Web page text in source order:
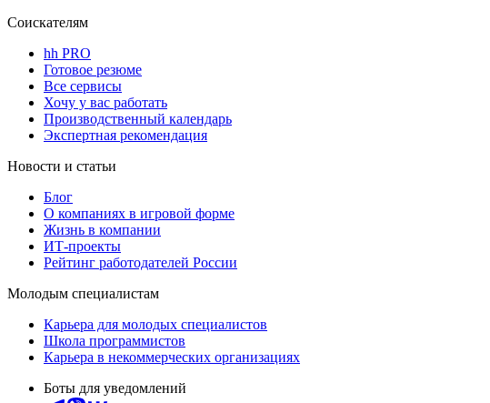
Соискателям
hh PRO
Готовое резюме
Все сервисы
Хочу у вас работать
Производственный календарь
Экспертная рекомендация
Новости и статьи
Блог
О компаниях в игровой форме
Жизнь в компании
ИТ-проекты
Рейтинг работодателей России
Молодым специалистам
Карьера для молодых специалистов
Школа программистов
Карьера в некоммерческих организациях
Боты для уведомлений